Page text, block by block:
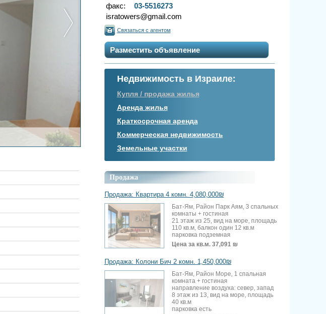
факс:
03-5516273
isratowers@gmail.com
Связаться с агентом
Разместить объявление
Недвижимость в Израиле:
Купля / продажа жилья
Аренда жилья
Краткосрочная аренда
Коммерческая недвижимость
Земельные участки
Продажа
Продажа: Квартира 4 комн. 4,080,000₪
Бат-Ям, Район Парк Аям, 3 спальных
комнаты + гостиная
21 этаж из 25, вид на море, площадь
110 кв.м, балкон один 12 кв.м
парковка подземная
Цена за кв.м. 37,091 ₪
Продажа: Колони Бич 2 комн. 1,450,000₪
Бат-Ям, Район Море, 1 спальная
комната + гостиная
направление воздуха: север, запад
8 этаж из 13, вид на море, площадь
40 кв.м
парковка есть